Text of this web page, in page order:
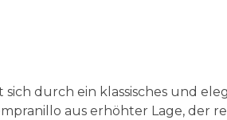
durch ein klassisches und
aus erhöhter Lage, der